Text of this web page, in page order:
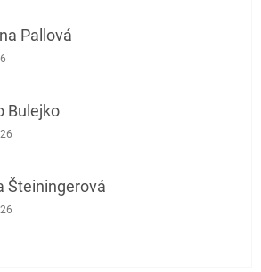
Pallová
obchodu je 5 z 5 hviezdičiek.
Bulejko
obchodu je 5 z 5 hviezdičiek.
Šteiningerová
obchodu je 5 z 5 hviezdičiek.